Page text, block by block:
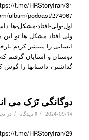
t.me/HRStoryIran/31
اول-ولی-افتاد-مشکل-ها
ولی افتاد مشکل ها تو
انسانی را منتشر کردم
دوستان و آشنایان گرفتم
گذاشتن، داستانها را
دوگانگی تَرَک می
2024-09-14
/ 0 دیدگاه / در
t.me/HRStoryIran/29